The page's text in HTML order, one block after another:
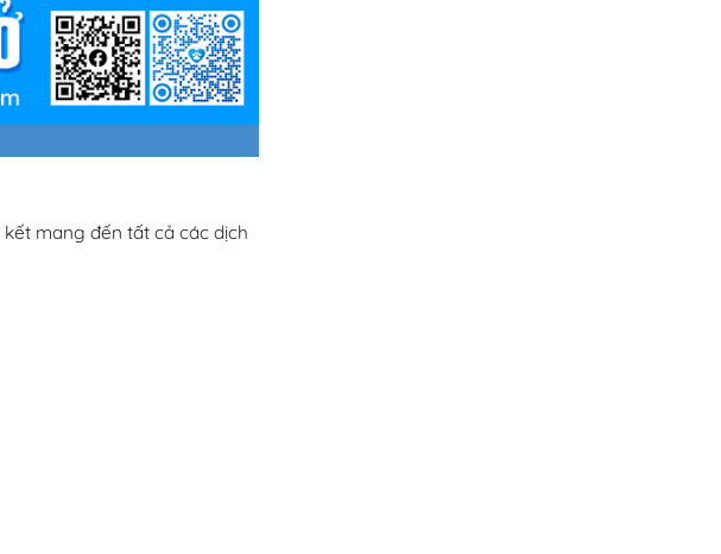
mang đến tất cả các dịch